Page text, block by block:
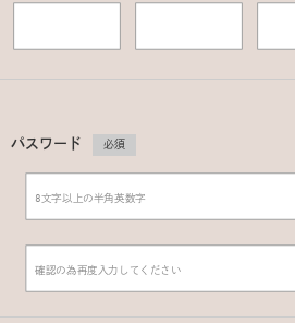
パスワード 必須